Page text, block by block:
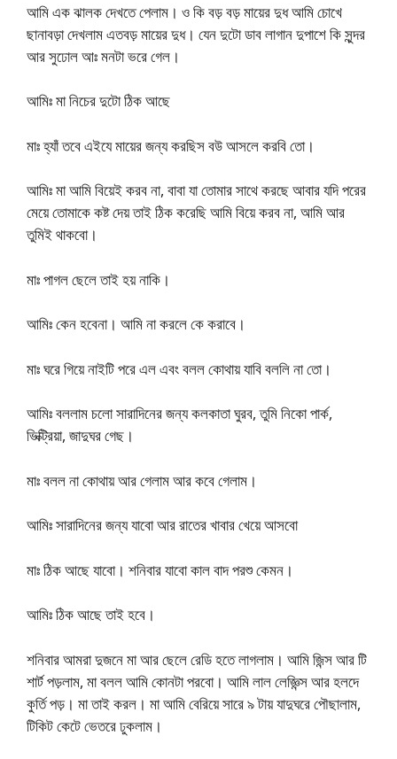
আমি এক ঝালক দেখতে পেলাম। ও কি বড় বড় মায়ের দুধ আমি চোখে
ছানাবড়া দেখলাম এতবড় মায়ের দুধ। যেন দুটো ডাব লাগান দুপাশে কি সুন্দর
আর সুঢোল আঃ মনটা ভরে গেল।
আমিঃ মা নিচের দুটো ঠিক আছে
মাঃ হ্যাঁ তবে এইযে মায়ের জন্য করছিস বউ আসলে করবি তো।
আমিঃ মা আমি বিয়েই করব না, বাবা যা তোমার সাথে করছে আবার যদি পরের
মেয়ে তোমাকে কষ্ট দেয় তাই ঠিক করেছি আমি বিয়ে করব না, আমি আর
তুমিই থাকবো।
মাঃ পাগল ছেলে তাই হয় নাকি।
আমিঃ কেন হবেনা। আমি না করলে কে করাবে।
মাঃ ঘরে গিয়ে নাইটি পরে এল এবং বলল কোথায় যাবি বললি না তো।
আমিঃ বললাম চলো সারাদিনের জন্য কলকাতা ঘুরব, তুমি নিকো পার্ক,
ভিক্ট্রিয়া, জাদুঘর গেছ।
মাঃ বলল না কোথায় আর গেলাম আর কবে গেলাম।
আমিঃ সারাদিনের জন্য যাবো আর রাতের খাবার খেয়ে আসবো
মাঃ ঠিক আছে যাবো। শনিবার যাবো কাল বাদ পরশু কেমন।
আমিঃ ঠিক আছে তাই হবে।
শনিবার আমরা দুজনে মা আর ছেলে রেডি হতে লাগলাম। আমি জিন্স আর টি
শার্ট পড়লাম, মা বলল আমি কোনটা পরবো। আমি লাল লেজ্ঞিন্স আর হলদে
কুর্তি পড়। মা তাই করল। মা আমি বেরিয়ে সারে ৯ টায় যাদুঘরে পৌছালাম,
টিকিট কেটে ভেতরে ঢুকলাম।